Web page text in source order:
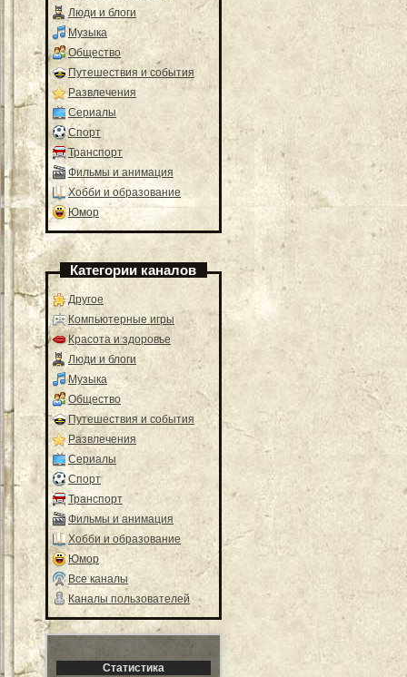
Люди и блоги
Музыка
Общество
Путешествия и события
Развлечения
Сериалы
Спорт
Транспорт
Фильмы и анимация
Хобби и образование
Юмор
Категории каналов
Другое
Компьютерные игры
Красота и здоровье
Люди и блоги
Музыка
Общество
Путешествия и события
Развлечения
Сериалы
Спорт
Транспорт
Фильмы и анимация
Хобби и образование
Юмор
Все каналы
Каналы пользователей
Статистика